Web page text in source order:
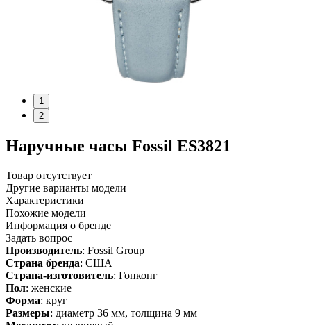
1
2
Наручные часы Fossil ES3821
Товар отсутствует
Другие варианты модели
Характеристики
Похожие модели
Информация о бренде
Задать вопрос
Производитель: Fossil Group
Страна бренда: США
Страна-изготовитель: Гонконг
Пол: женские
Форма: круг
Размеры: диаметр 36 мм, толщина 9 мм